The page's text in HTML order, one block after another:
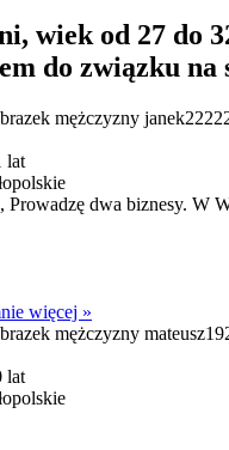
wiek od 27 do
do związku na
lat
Prowadzę dwa biznesy. W
więcej »
lat